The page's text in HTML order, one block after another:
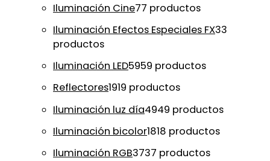
Iluminación Cine77 productos
Iluminación Efectos Especiales FX33
productos
Iluminación LED5959 productos
Reflectores1919 productos
Iluminación luz día4949 productos
Iluminación bicolor1818 productos
Iluminación RGB3737 productos